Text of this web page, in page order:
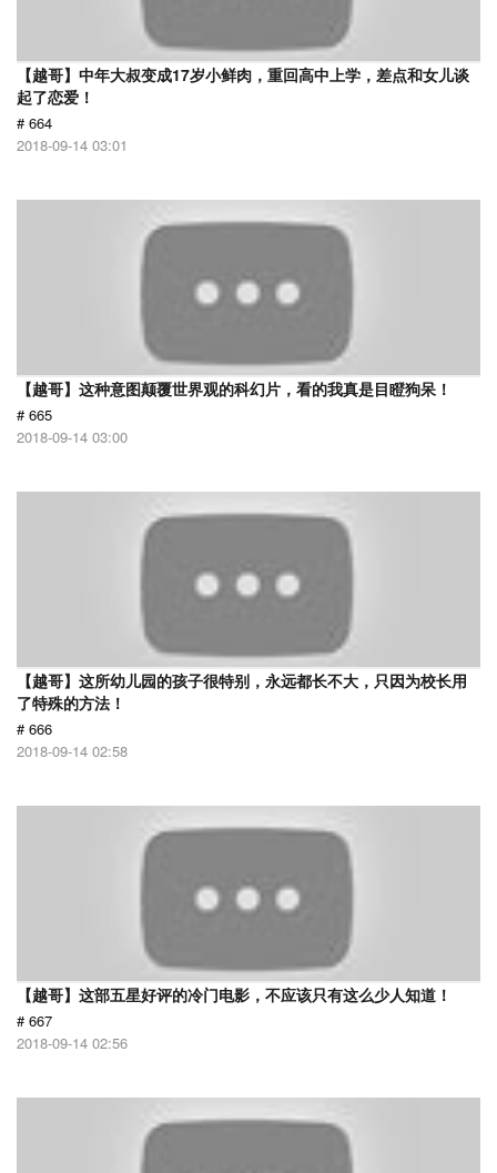
【越哥】中年大叔变成17岁小鲜肉，重回高中上学，差点和女儿谈
起了恋爱！
# 664
2018-09-14 03:01
【越哥】这种意图颠覆世界观的科幻片，看的我真是目瞪狗呆！
# 665
2018-09-14 03:00
【越哥】这所幼儿园的孩子很特别，永远都长不大，只因为校长用
了特殊的方法！
# 666
2018-09-14 02:58
【越哥】这部五星好评的冷门电影，不应该只有这么少人知道！
# 667
2018-09-14 02:56